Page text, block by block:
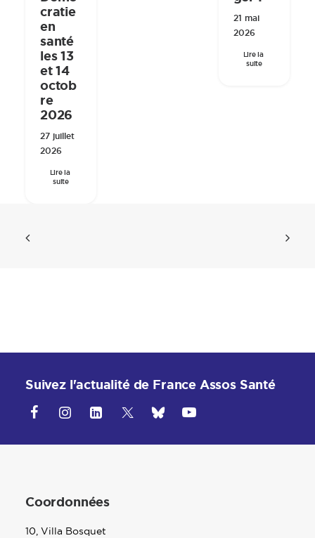
cratie
en
santé
les 13
et 14
octob
re
2026
27 juillet
2026
Lire la
suite
21 mai
2026
Lire la
suite
Suivez l'actualité de France Assos Santé
Coordonnées
10, Villa Bosquet